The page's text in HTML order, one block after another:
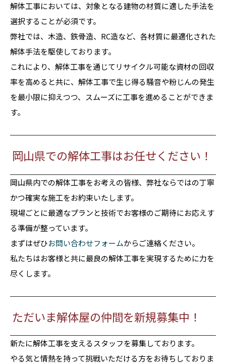
解体工事においては、対象となる建物の材質に適した手法を
選択することが必須です。
弊社では、木造、鉄骨造、RC造など、各材質に最適化された
解体手法を駆使しております。
これにより、解体工事を通じてリサイクル可能な資材の回収
率を高めると共に、解体工事で生じ得る騒音や粉じんの発生
を最小限に抑えつつ、スムーズに工事を進めることができま
す。
岡山県での解体工事はお任せください！
岡山県内での解体工事をお考えの皆様、弊社ならではの丁寧
かつ確実な施工をお約束いたします。
現場ごとに最適なプランと技術でお客様のご期待にお応えす
る準備が整っています。
まずはぜひお問い合わせフォームからご連絡ください。
私たちはお客様と共に最良の解体工事を実現するために力を
尽くします。
ただいま解体屋の仲間を新規募集中！
新たに解体工事を支えるスタッフを募集しております。
やる気と情熱を持って挑戦いただける方をお待ちしておりま